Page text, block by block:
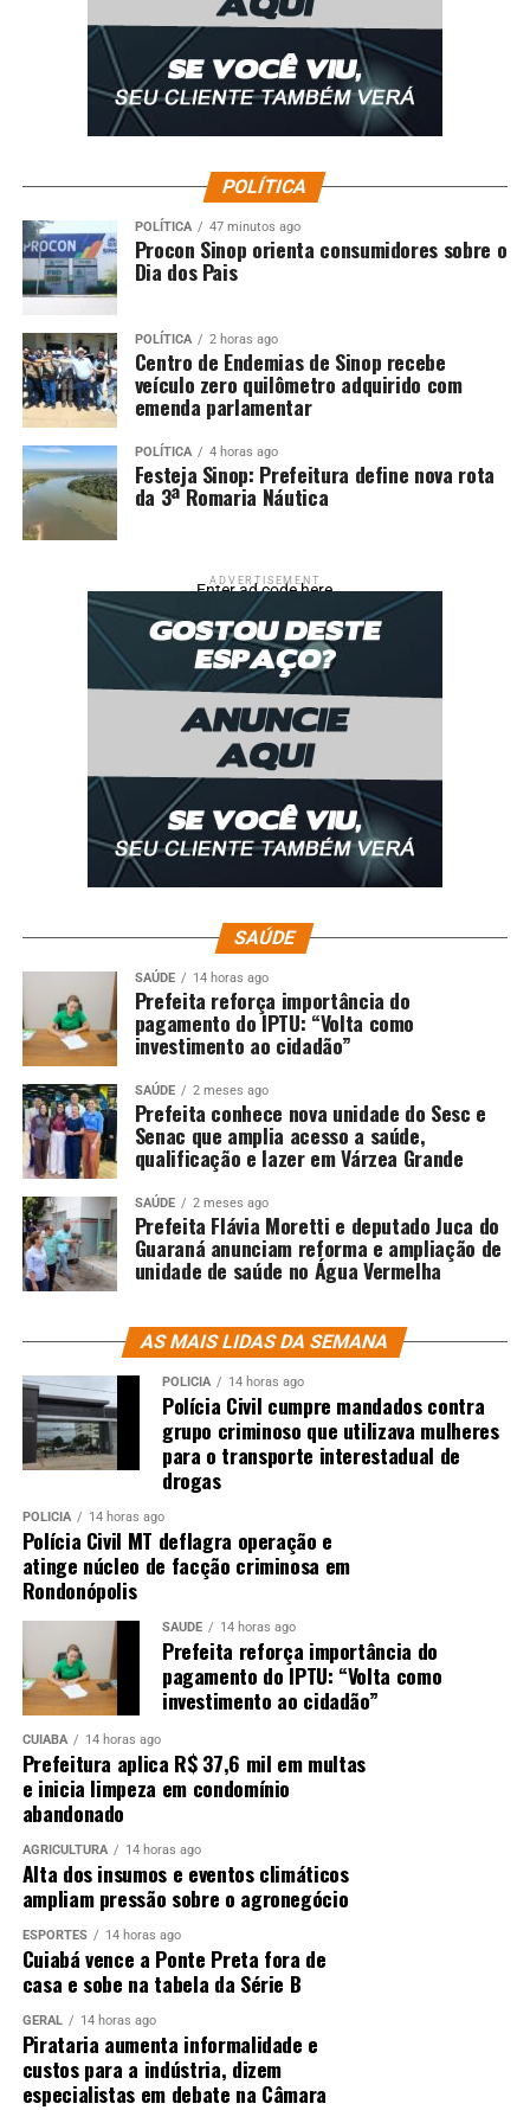
POLÍTICA
POLÍTICA 47 minutos ago
Procon Sinop orienta consumidores sobre o
Dia dos Pais
POLÍTICA 2 horas ago
Centro de Endemias de Sinop recebe
veículo zero quilômetro adquirido com
emenda parlamentar
POLÍTICA 4 horas ago
Festeja Sinop: Prefeitura define nova rota
da 3ª Romaria Náutica
ADVERTISEMENT
Enter ad code here
SAÚDE
SAÚDE 14 horas ago
Prefeita reforça importância do
pagamento do IPTU: “Volta como
investimento ao cidadão”
SAÚDE 2 meses ago
Prefeita conhece nova unidade do Sesc e
Senac que amplia acesso a saúde,
qualificação e lazer em Várzea Grande
SAÚDE 2 meses ago
Prefeita Flávia Moretti e deputado Juca do
Guaraná anunciam reforma e ampliação de
unidade de saúde no Água Vermelha
AS MAIS LIDAS DA SEMANA
POLÍCIA 14 horas ago
Polícia Civil cumpre mandados contra
grupo criminoso que utilizava mulheres
para o transporte interestadual de
drogas
POLÍCIA 14 horas ago
Polícia Civil MT deflagra operação e
atinge núcleo de facção criminosa em
Rondonópolis
SAÚDE 14 horas ago
Prefeita reforça importância do
pagamento do IPTU: “Volta como
investimento ao cidadão”
CUIABÁ 14 horas ago
Prefeitura aplica R$ 37,6 mil em multas
e inicia limpeza em condomínio
abandonado
AGRICULTURA 14 horas ago
Alta dos insumos e eventos climáticos
ampliam pressão sobre o agronegócio
ESPORTES 14 horas ago
Cuiabá vence a Ponte Preta fora de
casa e sobe na tabela da Série B
GERAL 14 horas ago
Pirataria aumenta informalidade e
custos para a indústria, dizem
especialistas em debate na Câmara